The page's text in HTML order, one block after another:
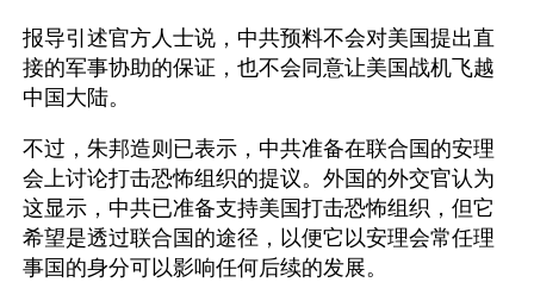
报导引述官方人士说，中共预料不会对美国提出直
接的军事协助的保证，也不会同意让美国战机飞越
中国大陆。
不过，朱邦造则已表示，中共准备在联合国的安理
会上讨论打击恐怖组织的提议。外国的外交官认为
这显示，中共已准备支持美国打击恐怖组织，但它
希望是透过联合国的途径，以便它以安理会常任理
事国的身分可以影响任何后续的发展。